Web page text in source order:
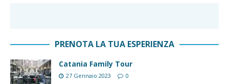
PRENOTA LA TUA ESPERIENZA
Catania Family Tour
27 Gennaio 2023 0